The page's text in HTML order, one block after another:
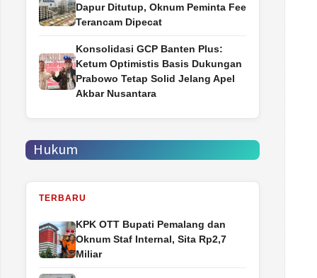
Dapur Ditutup, Oknum Peminta Fee
Terancam Dipecat
Konsolidasi GCP Banten Plus:
Ketum Optimistis Basis Dukungan
Prabowo Tetap Solid Jelang Apel
Akbar Nusantara
Hukum
TERBARU
‎KPK OTT Bupati Pemalang dan
Oknum Staf Internal, Sita Rp2,7
Miliar